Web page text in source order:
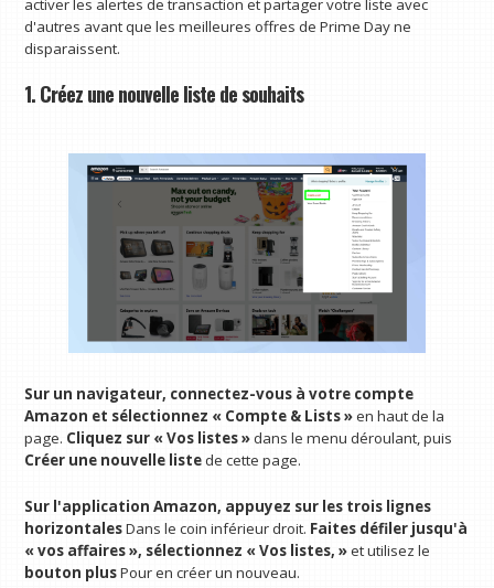
d'autres avant que les meilleures offres de Prime Day ne
disparaissent.
1. Créez une nouvelle liste de souhaits
Sur un navigateur, connectez-vous à votre compte
Amazon et sélectionnez « Compte & Lists »en haut de la
page. Cliquez sur « Vos listes »dans le menu déroulant, puis
Créer une nouvelle listede cette page.
Sur l'application Amazon, appuyez sur les trois lignes
horizontalesDans le coin inférieur droit. Faites défiler jusqu'à
« vos affaires », sélectionnez « Vos listes, »et utilisez le
bouton plusPour en créer un nouveau.